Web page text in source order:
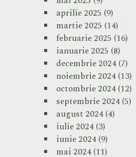
aprilie 2025 (9)
martie 2025 (14)
februarie 2025 (16)
ianuarie 2025 (8)
decembrie 2024(7)
noiembrie 2024(13)
octombrie 2024(12)
septembrie 2024(5)
august 2024(4)
iulie 2024(3)
iunie 2024(9)
mai 2024(11)